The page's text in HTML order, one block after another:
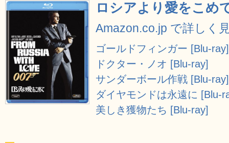
ロシアより愛をこめ
Amazon.co.jp で詳しく
ゴールドフィンガー [Blu-ray]
ドクター・ノオ [Blu-ray]
サンダーボール作戦 [Blu-ray]
ダイヤモンドは永遠に [Blu-
美しき獲物たち [Blu-ray]